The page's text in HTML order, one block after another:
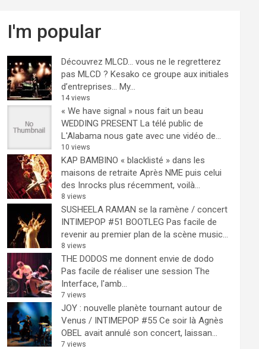
I'm popular
Découvrez MLCD… vous ne le regretterez
pas MLCD ? Kesako ce groupe aux initiales
d’entreprises… My...
14 views
« We have signal » nous fait un beau
WEDDING PRESENT La télé public de
L'Alabama nous gate avec une vidéo de...
10 views
KAP BAMBINO « blacklisté » dans les
maisons de retraite Après NME puis celui
des Inrocks plus récemment, voilà...
8 views
SUSHEELA RAMAN se la ramène / concert
INTIMEPOP #51 BOOTLEG Pas facile de
revenir au premier plan de la scène music...
8 views
THE DODOS me donnent envie de dodo
Pas facile de réaliser une session The
Interface, l'amb...
7 views
JOY : nouvelle planète tournant autour de
Venus / INTIMEPOP #55 Ce soir là Agnès
OBEL avait annulé son concert, laissan...
7 views